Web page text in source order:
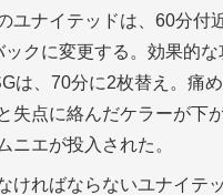
ユナイテッドは、60分付
ックに変更する。効果的
は、70分に2枚替え。痛
失点に絡んだケラーが下
ニエが投入された。
ければならないユナイテ